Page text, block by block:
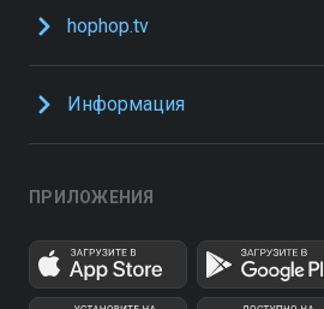
hophop.tv
Информация
ПРИЛОЖЕНИЯ